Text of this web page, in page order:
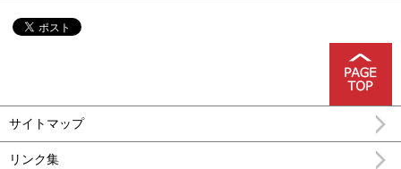
サイトマップ
リンク集